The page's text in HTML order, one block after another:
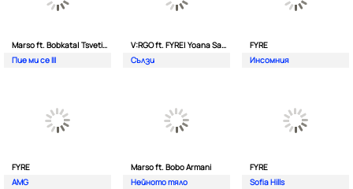
Marso ft. Bobkata| Tsvetina
Пие ми се III
V:RGO ft. FYRE| Yoana Sashova
Сълзи
FYRE
Инсомния
FYRE
AMG
Marso ft. Bobo Armani
Нейното тяло
FYRE
Sofia Hills